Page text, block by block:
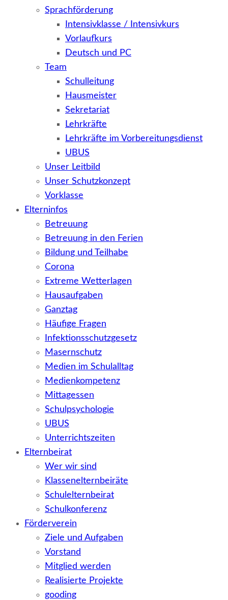
Sprachförderung
Intensivklasse / Intensivkurs
Vorlaufkurs
Deutsch und PC
Team
Schulleitung
Hausmeister
Sekretariat
Lehrkräfte
Lehrkräfte im Vorbereitungsdienst
UBUS
Unser Leitbild
Unser Schutzkonzept
Vorklasse
Elterninfos
Betreuung
Betreuung in den Ferien
Bildung und Teilhabe
Corona
Extreme Wetterlagen
Hausaufgaben
Ganztag
Häufige Fragen
Infektionsschutzgesetz
Masernschutz
Medien im Schulalltag
Medienkompetenz
Mittagessen
Schulpsychologie
UBUS
Unterrichtszeiten
Elternbeirat
Wer wir sind
Klassenelternbeiräte
Schulelternbeirat
Schulkonferenz
Förderverein
Ziele und Aufgaben
Vorstand
Mitglied werden
Realisierte Projekte
gooding